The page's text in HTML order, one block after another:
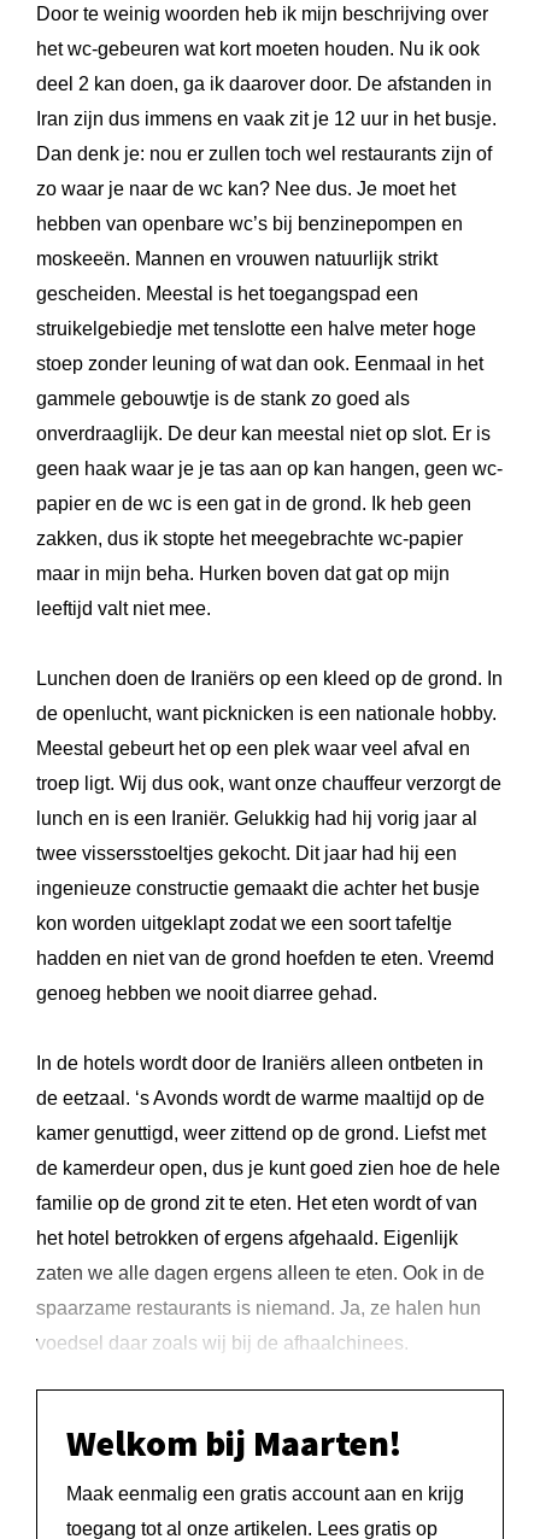
Door te weinig woorden heb ik mijn beschrijving over
het wc-gebeuren wat kort moeten houden. Nu ik ook
deel 2 kan doen, ga ik daarover door. De afstanden in
Iran zijn dus immens en vaak zit je 12 uur in het busje.
Dan denk je: nou er zullen toch wel restaurants zijn of
zo waar je naar de wc kan? Nee dus. Je moet het
hebben van openbare wc’s bij benzinepompen en
moskeeën. Mannen en vrouwen natuurlijk strikt
gescheiden. Meestal is het toegangspad een
struikelgebiedje met tenslotte een halve meter hoge
stoep zonder leuning of wat dan ook. Eenmaal in het
gammele gebouwtje is de stank zo goed als
onverdraaglijk. De deur kan meestal niet op slot. Er is
geen haak waar je je tas aan op kan hangen, geen wc-
papier en de wc is een gat in de grond. Ik heb geen
zakken, dus ik stopte het meegebrachte wc-papier
maar in mijn beha. Hurken boven dat gat op mijn
leeftijd valt niet mee.
Lunchen doen de Iraniërs op een kleed op de grond. In
de openlucht, want picknicken is een nationale hobby.
Meestal gebeurt het op een plek waar veel afval en
troep ligt. Wij dus ook, want onze chauffeur verzorgt de
lunch en is een Iraniër. Gelukkig had hij vorig jaar al
twee vissersstoeltjes gekocht. Dit jaar had hij een
ingenieuze constructie gemaakt die achter het busje
kon worden uitgeklapt zodat we een soort tafeltje
hadden en niet van de grond hoefden te eten. Vreemd
genoeg hebben we nooit diarree gehad.
In de hotels wordt door de Iraniërs alleen ontbeten in
de eetzaal. ‘s Avonds wordt de warme maaltijd op de
kamer genuttigd, weer zittend op de grond. Liefst met
de kamerdeur open, dus je kunt goed zien hoe de hele
familie op de grond zit te eten. Het eten wordt of van
het hotel betrokken of ergens afgehaald. Eigenlijk
zaten we alle dagen ergens alleen te eten. Ook in de
spaarzame restaurants is niemand. Ja, ze halen hun
voedsel daar zoals wij bij de afhaalchinees.
Welkom bij Maarten!
Maak eenmalig een gratis account aan en krijg
toegang tot al onze artikelen. Lees gratis op